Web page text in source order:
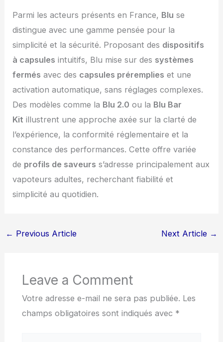
Parmi les acteurs présents en France, Blu se
distingue avec une gamme pensée pour la
simplicité et la sécurité. Proposant des dispositifs
à capsules intuitifs, Blu mise sur des systèmes
fermés avec des capsules préremplies et une
activation automatique, sans réglages complexes.
Des modèles comme la Blu 2.0 ou la Blu Bar
Kit illustrent une approche axée sur la clarté de
l’expérience, la conformité réglementaire et la
constance des performances. Cette offre variée
de profils de saveurs s’adresse principalement aux
vapoteurs adultes, recherchant fiabilité et
simplicité au quotidien.
← Previous Article Next Article →
Leave a Comment
Votre adresse e-mail ne sera pas publiée. Les
champs obligatoires sont indiqués avec *